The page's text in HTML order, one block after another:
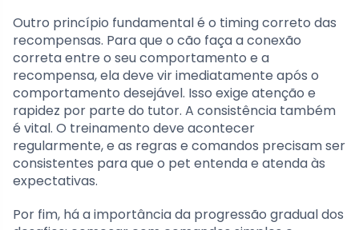
Outro princípio fundamental é o timing correto das
recompensas. Para que o cão faça a conexão
correta entre o seu comportamento e a
recompensa, ela deve vir imediatamente após o
comportamento desejável. Isso exige atenção e
rapidez por parte do tutor. A consistência também
é vital. O treinamento deve acontecer
regularmente, e as regras e comandos precisam ser
consistentes para que o pet entenda e atenda às
expectativas.
Por fim, há a importância da progressão gradual dos